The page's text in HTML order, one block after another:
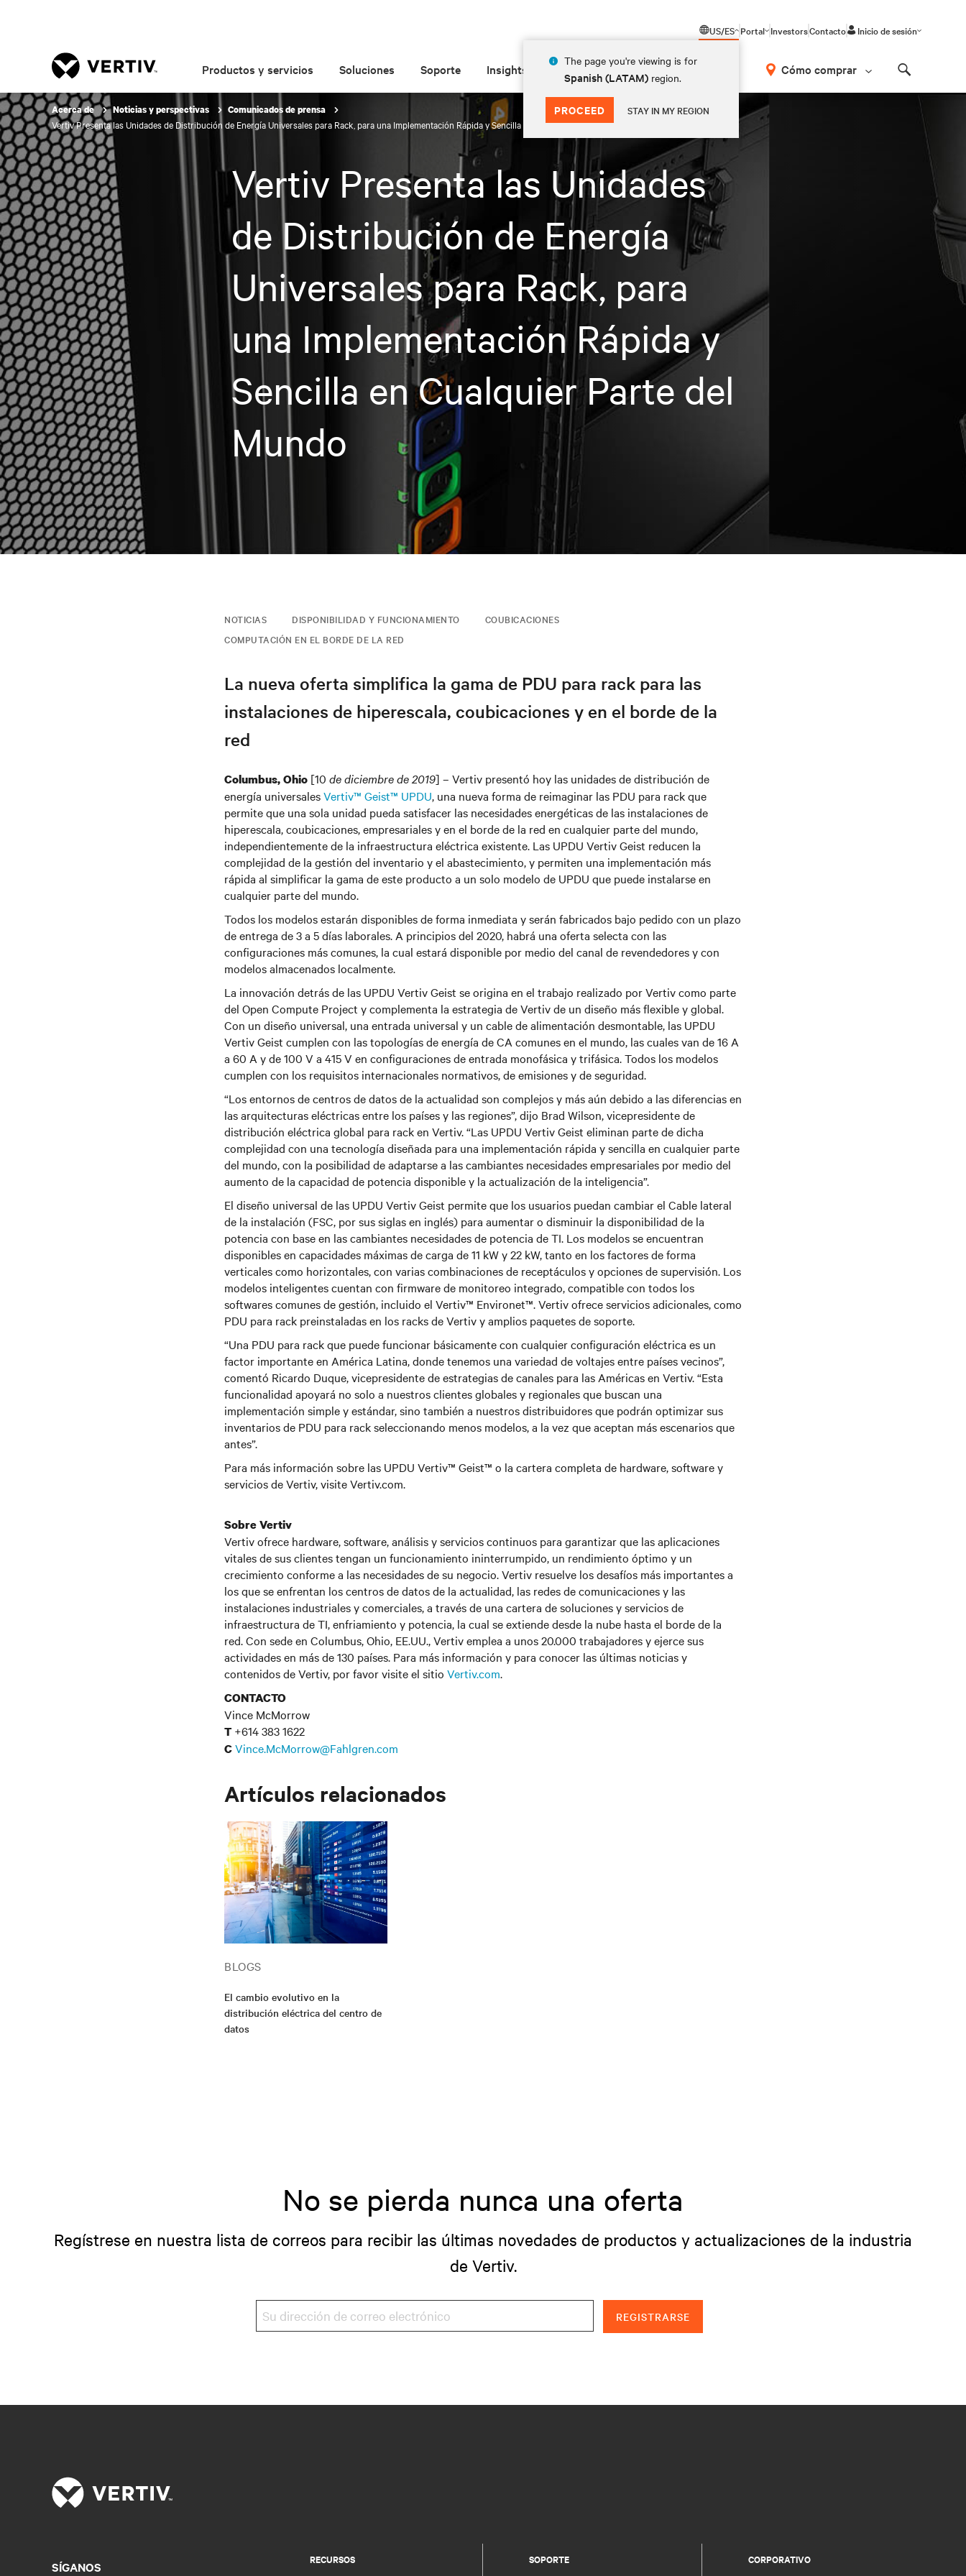
US/ES
The page you're viewing is for
Spanish (LATAM) region.
PROCEED STAY IN MY REGION
Portal InvestorsContacto Inicio de sesión
Productos y servicios Soluciones Soporte Insights Acerca de Cómo comprar
Acerca de Noticias y perspectivas Comunicados de prensa
Vertiv Presenta las Unidades de Distribución de Energía Universales para Rack, para una Implementación Rápida y Sencilla en Cualquier Parte del Mundo
Vertiv Presenta las Unidades
de Distribución de Energía
Universales para Rack, para
una Implementación Rápida y
Sencilla en Cualquier Parte del
Mundo
NOTICIAS DISPONIBILIDAD Y FUNCIONAMIENTO
COUBICACIONES
COMPUTACIÓN EN EL BORDE DE LA RED
La nueva oferta simplifica la gama de PDU para rack para las
instalaciones de hiperescala, coubicaciones y en el borde de la
red
Columbus, Ohio [10 de diciembre de 2019] – Vertiv presentó hoy las unidades de distribución de
energía universalesVertiv™ Geist™ UPDU, una nueva forma de reimaginar las PDU para rack que
permite que una sola unidad pueda satisfacer las necesidades energéticas de las instalaciones de
hiperescala, coubicaciones, empresariales y en el borde de la red en cualquier parte del mundo,
independientemente de la infraestructura eléctrica existente. Las UPDU Vertiv Geist reducen la
complejidad de la gestión del inventario y el abastecimiento, y permiten una implementación más
rápida al simplificar la gama de este producto a un solo modelo de UPDU que puede instalarse en
cualquier parte del mundo.
Todos los modelos estarán disponibles de forma inmediata y serán fabricados bajo pedido con un plazo
de entrega de 3 a 5 días laborales. A principios del 2020, habrá una oferta selecta con las
configuraciones más comunes, la cual estará disponible por medio del canal de revendedores y con
modelos almacenados localmente.
La innovación detrás de las UPDU Vertiv Geist se origina en el trabajo realizado por Vertiv como parte
del Open Compute Project y complementa la estrategia de Vertiv de un diseño más flexible y global.
Con un diseño universal, una entrada universal y un cable de alimentación desmontable, las UPDU
Vertiv Geist cumplen con las topologías de energía de CA comunes en el mundo, las cuales van de 16 A
a 60 A y de 100 V a 415 V en configuraciones de entrada monofásica y trifásica. Todos los modelos
cumplen con los requisitos internacionales normativos, de emisiones y de seguridad.
“Los entornos de centros de datos de la actualidad son complejos y más aún debido a las diferencias en
las arquitecturas eléctricas entre los países y las regiones”, dijo Brad Wilson, vicepresidente de
distribución eléctrica global para rack en Vertiv. “Las UPDU Vertiv Geist eliminan parte de dicha
complejidad con una tecnología diseñada para una implementación rápida y sencilla en cualquier parte
del mundo, con la posibilidad de adaptarse a las cambiantes necesidades empresariales por medio del
aumento de la capacidad de potencia disponible y la actualización de la inteligencia”.
El diseño universal de las UPDU Vertiv Geist permite que los usuarios puedan cambiar el Cable lateral
de la instalación (FSC, por sus siglas en inglés) para aumentar o disminuir la disponibilidad de la
potencia con base en las cambiantes necesidades de potencia de TI. Los modelos se encuentran
disponibles en capacidades máximas de carga de 11 kW y 22 kW, tanto en los factores de forma
verticales como horizontales, con varias combinaciones de receptáculos y opciones de supervisión. Los
modelos inteligentes cuentan con firmware de monitoreo integrado, compatible con todos los
softwares comunes de gestión, incluido el Vertiv™ Environet™. Vertiv ofrece servicios adicionales, como
PDU para rack preinstaladas en los racks de Vertiv y amplios paquetes de soporte.
“Una PDU para rack que puede funcionar básicamente con cualquier configuración eléctrica es un
factor importante en América Latina, donde tenemos una variedad de voltajes entre países vecinos”,
comentó Ricardo Duque, vicepresidente de estrategias de canales para las Américas en Vertiv. “Esta
funcionalidad apoyará no solo a nuestros clientes globales y regionales que buscan una
implementación simple y estándar, sino también a nuestros distribuidores que podrán optimizar sus
inventarios de PDU para rack seleccionando menos modelos, a la vez que aceptan más escenarios que
antes”.
Para más información sobre las UPDU Vertiv™ Geist™ o la cartera completa de hardware, software y
servicios de Vertiv, visite Vertiv.com.
Sobre Vertiv
Vertiv ofrece hardware, software, análisis y servicios continuos para garantizar que las aplicaciones
vitales de sus clientes tengan un funcionamiento ininterrumpido, un rendimiento óptimo y un
crecimiento conforme a las necesidades de su negocio. Vertiv resuelve los desafíos más importantes a
los que se enfrentan los centros de datos de la actualidad, las redes de comunicaciones y las
instalaciones industriales y comerciales, a través de una cartera de soluciones y servicios de
infraestructura de TI, enfriamiento y potencia, la cual se extiende desde la nube hasta el borde de la
red. Con sede en Columbus, Ohio, EE.UU., Vertiv emplea a unos 20.000 trabajadores y ejerce sus
actividades en más de 130 países. Para más información y para conocer las últimas noticias y
contenidos de Vertiv, por favor visite el sitio Vertiv.com.
CONTACTO
Vince McMorrow
T +614 383 1622
CVince.McMorrow@Fahlgren.com
Artículos relacionados
BLOGS
El cambio evolutivo en la
distribución eléctrica del centro de
datos
No se pierda nunca una oferta
Regístrese en nuestra lista de correos para recibir las últimas novedades de productos y actualizaciones de la industria
de Vertiv.
REGISTRARSE
RECURSOS SOPORTE CORPORATIVO
SÍGANOS